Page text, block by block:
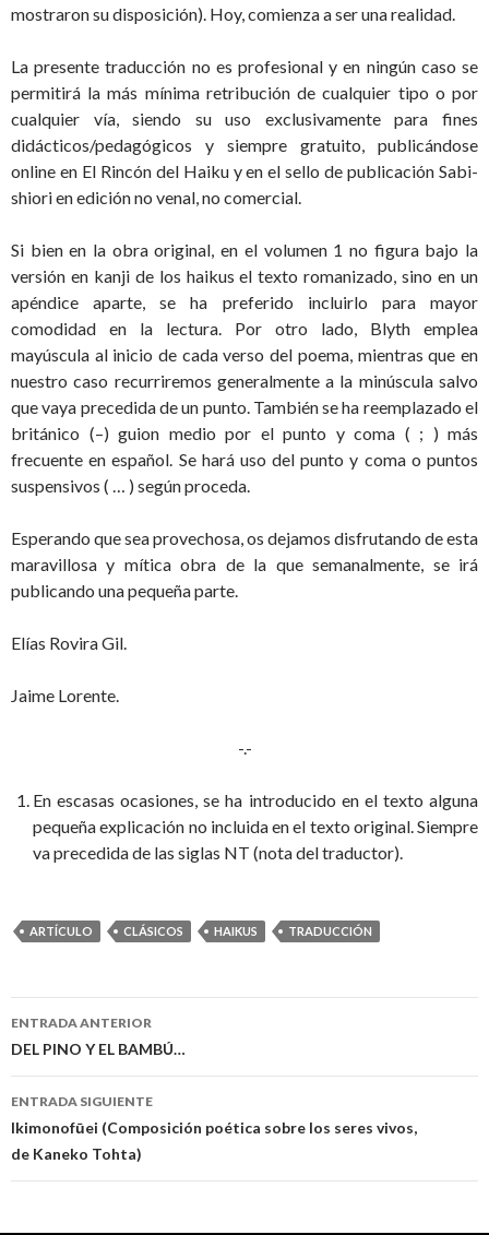
mostraron su disposición). Hoy, comienza a ser una realidad.
La presente traducción no es profesional y en ningún caso se
permitirá la más mínima retribución de cualquier tipo o por
cualquier vía, siendo su uso exclusivamente para fines
didácticos/pedagógicos y siempre gratuito, publicándose
online en El Rincón del Haiku y en el sello de publicación Sabi-
shiori en edición no venal, no comercial.
Si bien en la obra original, en el volumen 1 no figura bajo la
versión en kanji de los haikus el texto romanizado, sino en un
apéndice aparte, se ha preferido incluirlo para mayor
comodidad en la lectura. Por otro lado, Blyth emplea
mayúscula al inicio de cada verso del poema, mientras que en
nuestro caso recurriremos generalmente a la minúscula salvo
que vaya precedida de un punto. También se ha reemplazado el
británico (–) guion medio por el punto y coma ( ; ) más
frecuente en español. Se hará uso del punto y coma o puntos
suspensivos ( … ) según proceda.
Esperando que sea provechosa, os dejamos disfrutando de esta
maravillosa y mítica obra de la que semanalmente, se irá
publicando una pequeña parte.
Elías Rovira Gil.
Jaime Lorente.
-.-
En escasas ocasiones, se ha introducido en el texto alguna
pequeña explicación no incluida en el texto original. Siempre
va precedida de las siglas NT (nota del traductor).
ARTÍCULO CLÁSICOS HAIKUS TRADUCCIÓN
Navegación
de
entradas
ENTRADA ANTERIOR
DEL PINO Y EL BAMBÚ…
ENTRADA SIGUIENTE
Ikimonofūei (Composición poética sobre los seres vivos,
de Kaneko Tohta)